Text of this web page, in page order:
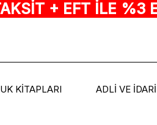
+ EFT İLE %3
KİTAPLARI ADLİ VE